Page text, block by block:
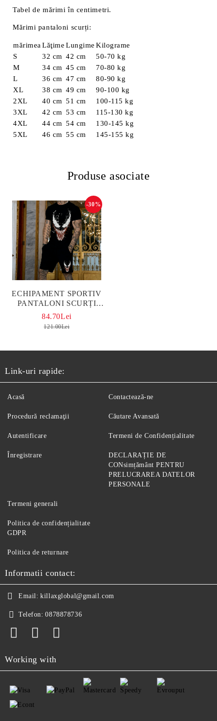
Tabel de mărimi în centimetri.
Mărimi pantaloni scurți:
mărimea Lăţime Lungime Kilograme
S
32 cm 42 cm
50-70 kg
M
34 cm 45 cm
70-80 kg
L
36 cm 47 cm
80-90 kg
XL
38 cm 49 cm
90-100 kg
2XL
40 cm 51 cm
100-115 kg
3XL
42 cm 53 cm
115-130 kg
4XL
44 cm 54 cm
130-145 kg
5XL
46 cm 55 cm 145-155 kg
Produse asociate
ЕCHIPAMENT SPORTIV
PANTALONI SCURȚI
VENOM #2 NEGRU
-30%
84.70Lei
121.00Lei
Link-uri rapide:
Acasă
Procedură reclamaţii
Autentificare
Înregistrare
Contactează-ne
Căutare Avansată
Termeni de Confidențialitate
DECLARAȚIE DE
CONsimțământ PENTRU
PRELUCRAREA DATELOR
PERSONALE
Termeni generali
Politica de confidențialitate
GDPR
Politica de returnare
Informatii contact:
Email: killaxglobal@gmail.com
Telefon: 0878878736
Working with